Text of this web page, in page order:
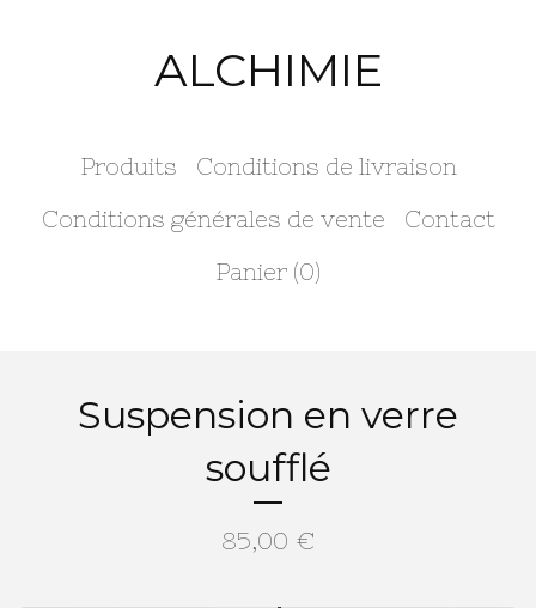
ALCHIMIE
Produits
Conditions de livraison
Conditions générales de vente
Contact
Panier (0)
Suspension en verre
soufflé
85,00 €